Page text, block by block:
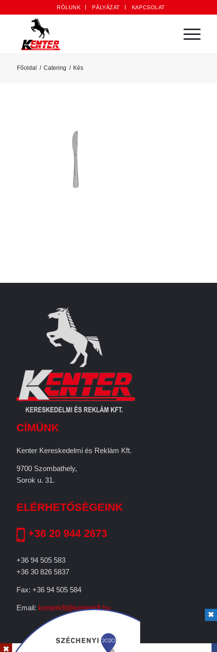
RÓLUNK PÁLYÁZAT KAPCSOLAT
Főoldal / Catering / Kés
CÍMÜNK
Kenter Kereskedelmi és Reklám Kft.
9700 Szombathely,
Sorok u. 31.
ELÉRHETŐSÉGEINK
+36 20 944 2673
+36 94 505 583
+36 30 826 5837
Fax: +36 94 505 584
Email: kenterkft@kenterkft.hu